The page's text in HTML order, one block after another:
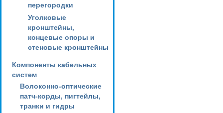
перегородки
Уголковые
кронштейны,
концевые опоры и
стеновые кронштейны
Компоненты кабельных
систем
Волоконно-оптические
патч-корды, пигтейлы,
транки и гидры